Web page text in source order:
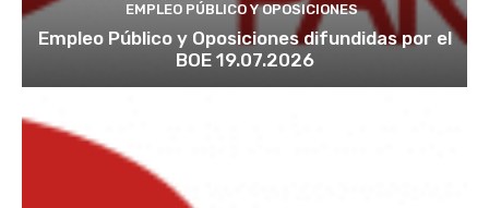
EMPLEO PÚBLICO Y OPOSICIONES
Empleo Público y Oposiciones difundidas por el
BOE 19.07.2026